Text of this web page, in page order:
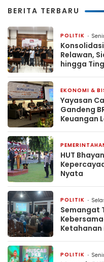
BERITA TERBARU
POLITIK
Relawan,
hingga
EKONOMI &
Yayasan
Gandeng
Keuangan
HUT
Nyata
POLITIK
Semangat
Ketahanan
POLITIK